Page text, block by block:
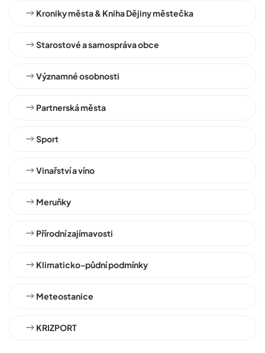
Kroniky města & Kniha Dějiny městečka
Starostové a samospráva obce
Významné osobnosti
Partnerská města
Sport
Vinařství a víno
Meruňky
Přírodní zajímavosti
Klimaticko-půdní podmínky
Meteostanice
KRIZPORT